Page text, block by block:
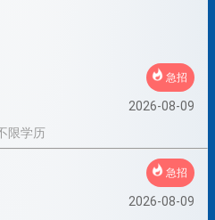
急招
2026-08-09
限学历
急招
2026-08-09